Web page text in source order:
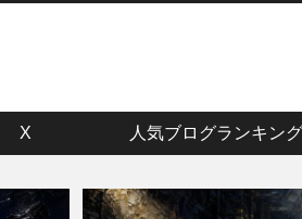
X 人気ブログランキング